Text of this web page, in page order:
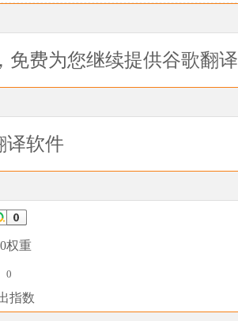
费为您继续提供谷歌翻译
译软件
权重
0
指数